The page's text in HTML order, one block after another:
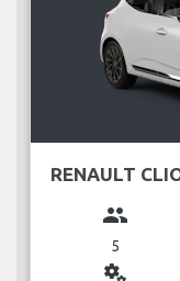
RENAULT
group
5
miscellaneous_services